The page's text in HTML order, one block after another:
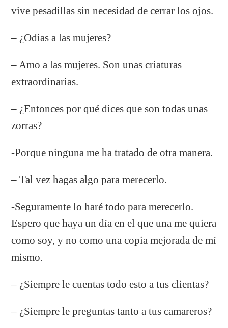
vive pesadillas sin necesidad de cerrar los ojos.
– ¿Odias a las mujeres?
– Amo a las mujeres. Son unas criaturas
extraordinarias.
– ¿Entonces por qué dices que son todas unas
zorras?
-Porque ninguna me ha tratado de otra manera.
– Tal vez hagas algo para merecerlo.
-Seguramente lo haré todo para merecerlo.
Espero que haya un día en el que una me quiera
como soy, y no como una copia mejorada de mí
mismo.
– ¿Siempre le cuentas todo esto a tus clientas?
– ¿Siempre le preguntas tanto a tus camareros?